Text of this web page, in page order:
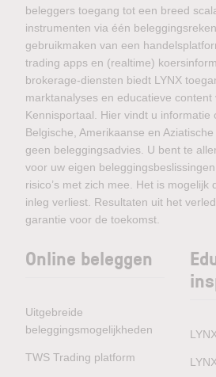
beleggers toegang tot een breed
instrumenten via één
gebruikmaken van een
trading apps en (realtime)
brokerage-diensten biedt LYNX
marktanalyses en educatieve content
Kennisportaal. Hier vindt u informatie
Belgische, Amerikaanse en
geen beleggingsadvies. U bent te
voor uw eigen
risico’s met zich mee. Het is mogelijk
inleg verliest. Resultaten uit het
garantie voor de toekomst.
Online beleggen
Uitgebreide
beleggingsmogelijkheden
TWS Trading platform